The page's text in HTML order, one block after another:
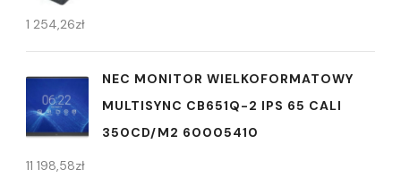
1 254,26zł
NEC MONITOR WIELKOFORMATOWY
MULTISYNC CB651Q-2 IPS 65 CALI
350CD/M2 60005410
11 198,58zł